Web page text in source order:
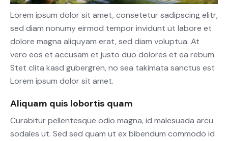
Lorem ipsum dolor sit amet, consetetur sadipscing elitr,
sed diam nonumy eirmod tempor invidunt ut labore et
dolore magna aliquyam erat, sed diam voluptua. At
vero eos et accusam et justo duo dolores et ea rebum.
Stet clita kasd gubergren, no sea takimata sanctus est
Lorem ipsum dolor sit amet.
Aliquam quis lobortis quam
Curabitur pellentesque odio magna, id malesuada arcu
sodales ut. Sed sed quam ut ex bibendum commodo id